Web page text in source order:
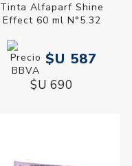
Tinta Alfaparf Shine
Effect 60 ml N°5.32
$U 587
$U 690